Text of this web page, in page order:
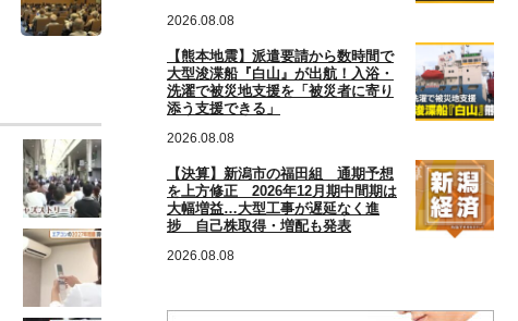
2026.08.08
【熊本地震】派遣要請から数時間で
大型浚渫船『白山』が出航！入浴・
洗濯で被災地支援を「被災者に寄り
添う支援できる」
2026.08.08
【決算】新潟市の福田組 通期予想
を上方修正 2026年12月期中間期は
大幅増益…大型工事が遅延なく進
捗 自己株取得・増配も発表
2026.08.08